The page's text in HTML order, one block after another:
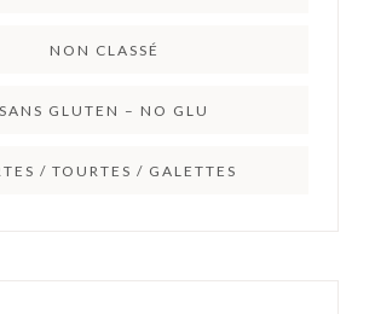
NON CLASSÉ
SANS GLUTEN – NO GLU
/ TOURTES / GALETTES